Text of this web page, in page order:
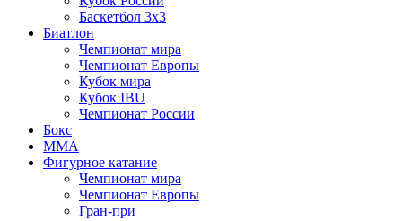
Баскетбол 3х3
Биатлон
Чемпионат мира
Чемпионат Европы
Кубок мира
Кубок IBU
Чемпионат России
Бокс
MMA
Фигурное катание
Чемпионат мира
Чемпионат Европы
Гран-при